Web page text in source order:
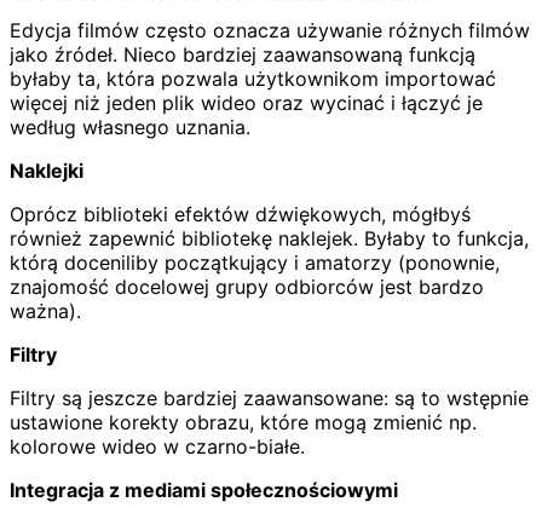
Edycja filmów często oznacza używanie różnych filmów
jako źródeł. Nieco bardziej zaawansowaną funkcją
byłaby ta, która pozwala użytkownikom importować
więcej niż jeden plik wideo oraz wycinać i łączyć je
według własnego uznania.
Naklejki
Oprócz biblioteki efektów dźwiękowych, mógłbyś
również zapewnić bibliotekę naklejek. Byłaby to funkcja,
którą doceniliby początkujący i amatorzy (ponownie,
znajomość docelowej grupy odbiorców jest bardzo
ważna).
Filtry
Filtry są jeszcze bardziej zaawansowane: są to wstępnie
ustawione korekty obrazu, które mogą zmienić np.
kolorowe wideo w czarno-białe.
Integracja z mediami społecznościowymi